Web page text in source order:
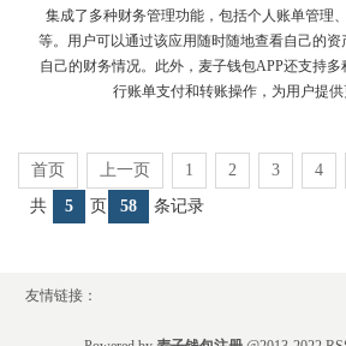
集成了多种财务管理功能，包括个人账单管理
等。用户可以通过该应用随时随地查看自己的
自己的财务情况。此外，麦子钱包APP还支持
行账单支付和转账操作，为用户提
首页 上一页 1 2 3 4
共
5 页 58 条记录
友情链接：